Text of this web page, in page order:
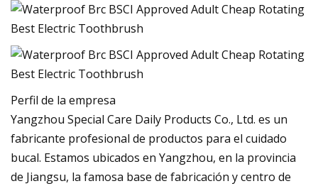
Perfil de la empresa
Yangzhou Special Care Daily Products Co., Ltd. es un
fabricante profesional de productos para el cuidado
bucal. Estamos ubicados en Yangzhou, en la provincia
de Jiangsu, la famosa base de fabricación y centro de